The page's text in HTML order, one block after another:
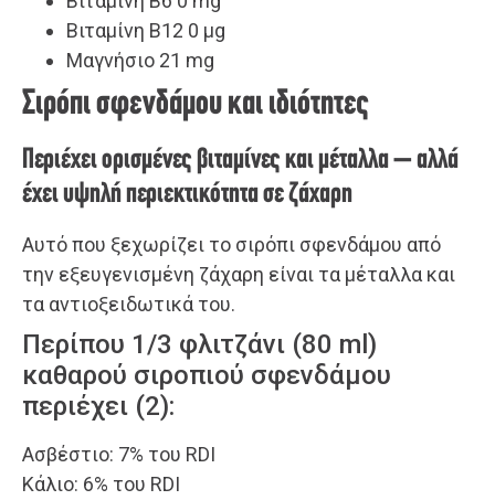
Βιταμίνη B12 0 µg
Μαγνήσιο 21 mg
Σιρόπι σφενδάμου και ιδιότητες
Περιέχει ορισμένες βιταμίνες και μέταλλα – αλλά
έχει υψηλή περιεκτικότητα σε ζάχαρη
Αυτό που ξεχωρίζει το σιρόπι σφενδάμου από
την εξευγενισμένη ζάχαρη είναι τα μέταλλα και
τα αντιοξειδωτικά του.
Περίπου 1/3 φλιτζάνι (80 ml)
καθαρού σιροπιού σφενδάμου
περιέχει (2):
Ασβέστιο: 7% του RDI
Κάλιο: 6% του RDI